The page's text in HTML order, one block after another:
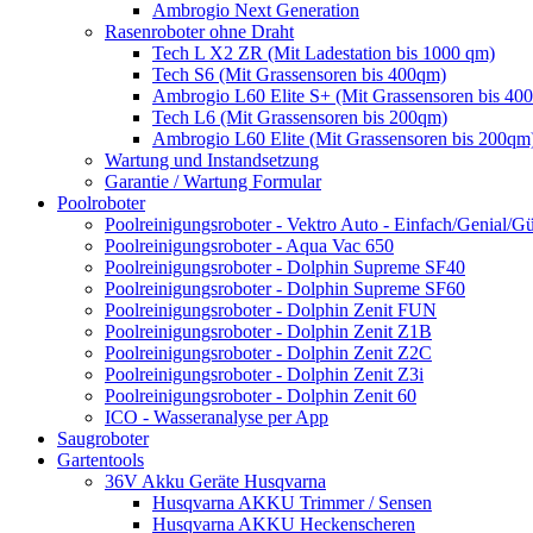
Ambrogio Next Generation
Rasenroboter ohne Draht
Tech L X2 ZR (Mit Ladestation bis 1000 qm)
Tech S6 (Mit Grassensoren bis 400qm)
Ambrogio L60 Elite S+ (Mit Grassensoren bis
Tech L6 (Mit Grassensoren bis 200qm)
Ambrogio L60 Elite (Mit Grassensoren bis
Wartung und Instandsetzung
Garantie / Wartung Formular
Poolroboter
Poolreinigungsroboter - Vektro Auto - Einfach/Genial/
Poolreinigungsroboter - Aqua Vac 650
Poolreinigungsroboter - Dolphin Supreme SF40
Poolreinigungsroboter - Dolphin Supreme SF60
Poolreinigungsroboter - Dolphin Zenit FUN
Poolreinigungsroboter - Dolphin Zenit Z1B
Poolreinigungsroboter - Dolphin Zenit Z2C
Poolreinigungsroboter - Dolphin Zenit Z3i
Poolreinigungsroboter - Dolphin Zenit 60
ICO - Wasseranalyse per App
Saugroboter
Gartentools
36V Akku Geräte Husqvarna
Husqvarna AKKU Trimmer / Sensen
Husqvarna AKKU Heckenscheren